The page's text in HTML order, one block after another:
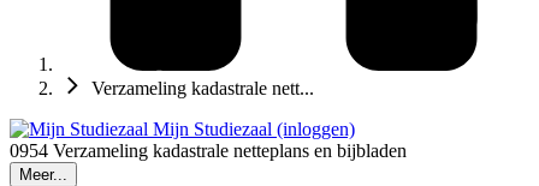
Verzameling kadastrale nett...
Mijn Studiezaal (inloggen)
0954 Verzameling kadastrale netteplans en bijbladen
Meer...